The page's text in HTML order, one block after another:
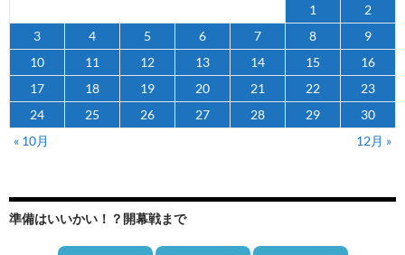
1
2
3
4 5 6 7 8
9
10
11 12 13 14 15
16
17
18 19 20 21 22
23
24
25 26 27 28 29
30
« 10月
12月 »
準備はいいかい！？開幕戦まで